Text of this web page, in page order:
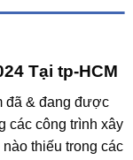
Tại tp-HCM
đã & đang được
các công trình xây
thiếu trong các